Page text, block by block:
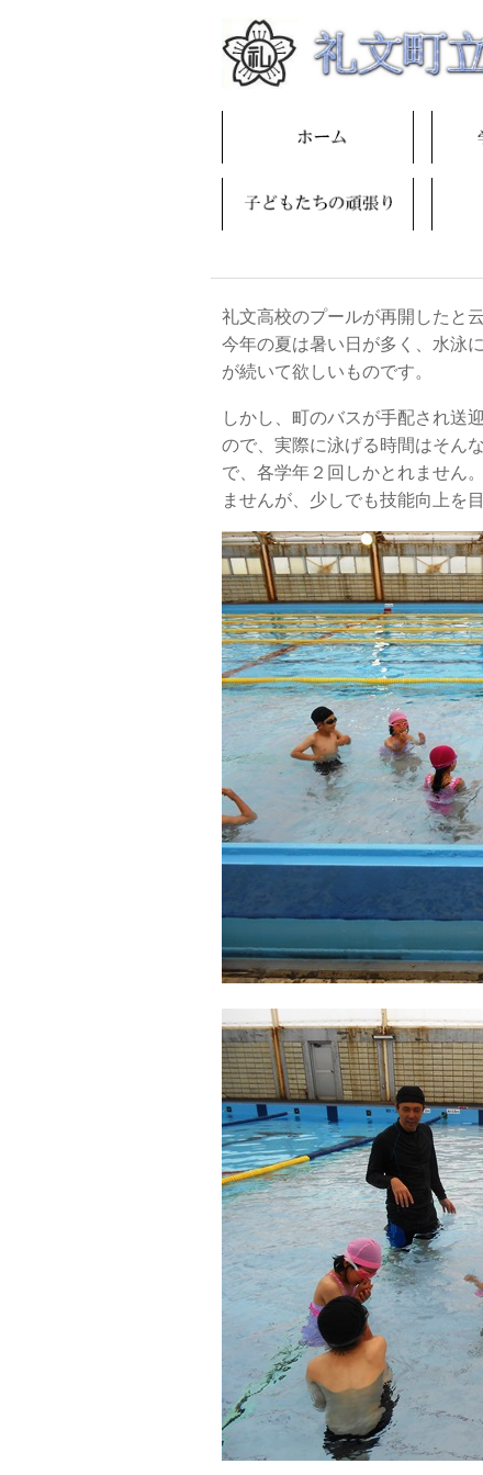
礼文高校のプールが再開したと
今年の夏は暑い日が多く、水泳
が続いて欲しいものです。
しかし、町のバスが手配され送
ので、実際に泳げる時間はそん
で、各学年２回しかとれません
ませんが、少しでも技能向上を